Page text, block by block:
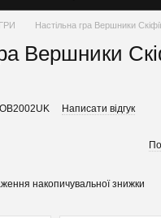
Настільна гра Вершники
Вершники
Написати відгук
накопичувальної знижки